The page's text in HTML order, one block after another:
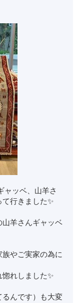
ャッベ、山羊さ
行きました✨
山羊さんギャッベ
やご実家の為に
れしました✨
んです）も大変